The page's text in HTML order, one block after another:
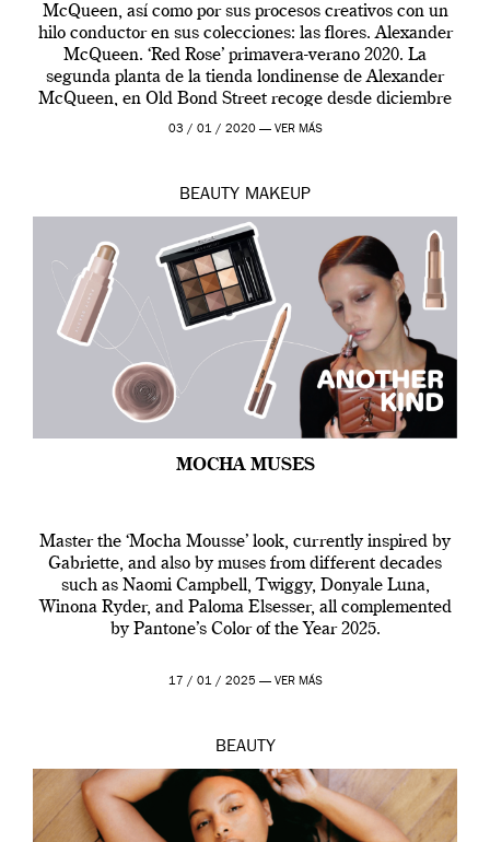
McQueen, así como por sus procesos creativos con un
hilo conductor en sus colecciones: las flores. Alexander
McQueen. ‘Red Rose’ primavera-verano 2020. La
segunda planta de la tienda londinense de Alexander
McQueen, en Old Bond Street recoge desde diciembre
de 2019 hasta final de abril […]
03 / 01 / 2020 — VER MÁS
BEAUTY MAKEUP
MOCHA MUSES
Master the ‘Mocha Mousse’ look, currently inspired by
Gabriette, and also by muses from different decades
such as Naomi Campbell, Twiggy, Donyale Luna,
Winona Ryder, and Paloma Elsesser, all complemented
by Pantone’s Color of the Year 2025.
17 / 01 / 2025 — VER MÁS
BEAUTY